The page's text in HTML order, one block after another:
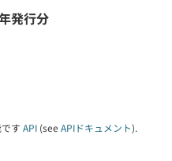
発行分
す API (see APIドキュメント).